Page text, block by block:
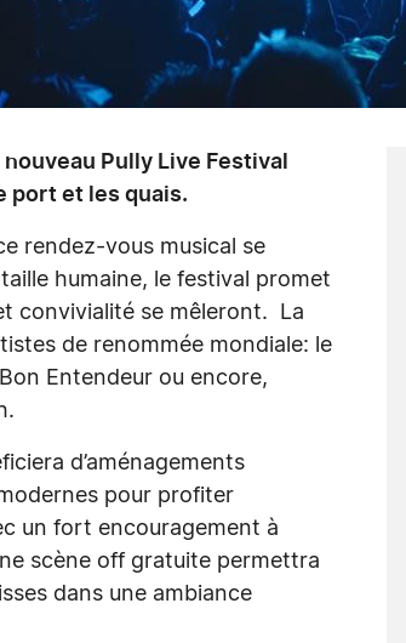
Pully Live Festival
port et les quais.
rendez-vous musical se
humaine, le festival promet
convivialité se mêleront. La
de renommée mondiale: le
Entendeur ou encore,
d’aménagements
pour profiter
un fort encouragement à
scène off gratuite permettra
dans une ambiance